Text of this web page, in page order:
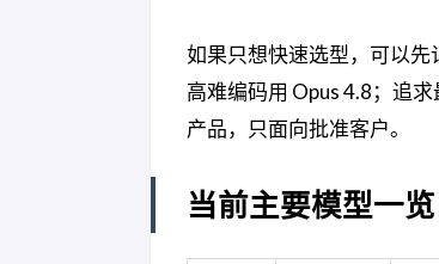
如果只想快速选型，可以先
高难编码用 Opus 4.8；追
产品，只面向批准客户。
当前主要模型一览